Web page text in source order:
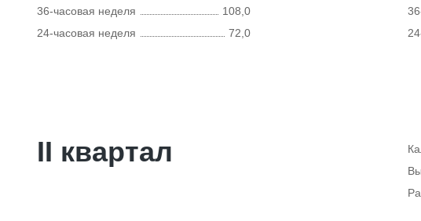
36-часовая неделя
108,0
24-часовая неделя
72,0
II квартал